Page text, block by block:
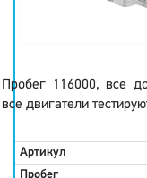
Пробег 116000, все
все двигатели
Артикул
Пробег